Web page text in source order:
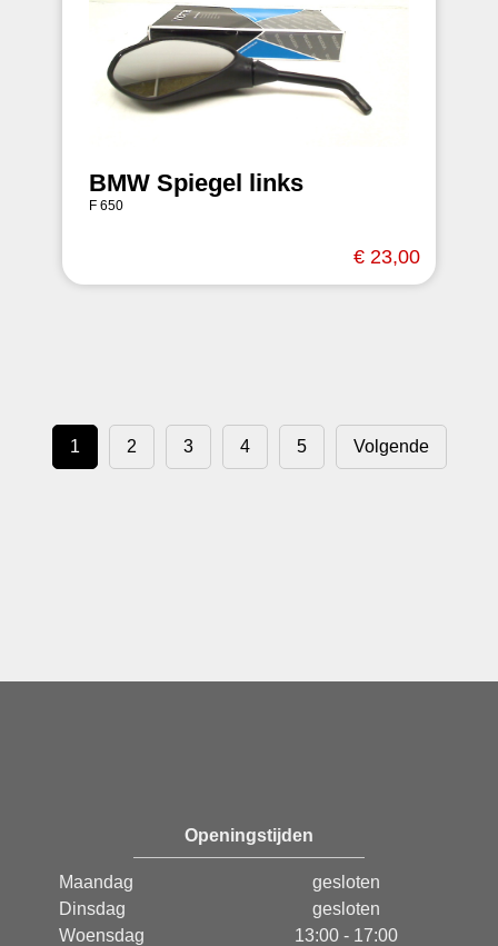
BMW Spiegel links
F 650
€ 23,00
1 2 3 4 5 Volgende
Openingstijden
Maandag
gesloten
Dinsdag
gesloten
Woensdag
13:00 - 17:00